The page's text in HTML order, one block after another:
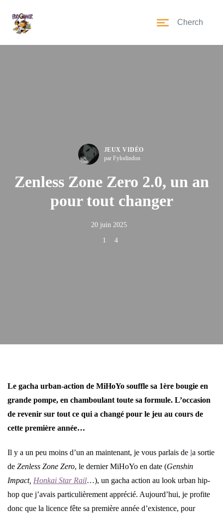
JEUX VIDÉO
par Fylodindon
Zenless Zone Zero 2.0, un an
pour tout changer
20 juin 2025
1 4
Le gacha urban-action de MiHoYo souffle sa 1ère bougie en
grande pompe, en chamboulant toute sa formule. L’occasion
de revenir sur tout ce qui a changé pour le jeu au cours de
cette première année…
Il y a un peu moins d’un an maintenant, je vous parlais de la sortie
de Zenless Zone Zero, le dernier MiHoYo en date (Genshin
Impact, Honkai Star Rail…), un gacha action au look urban hip-
hop que j’avais particulièrement apprécié. Aujourd’hui, je profite
donc que la licence fête sa première année d’existence, pour